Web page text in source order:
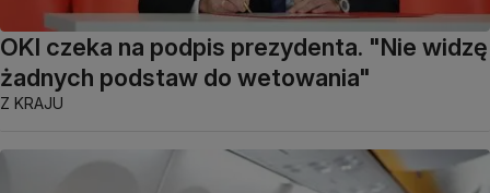
OKI czeka na podpis prezydenta. "Nie widzę
żadnych podstaw do wetowania"
Z KRAJU